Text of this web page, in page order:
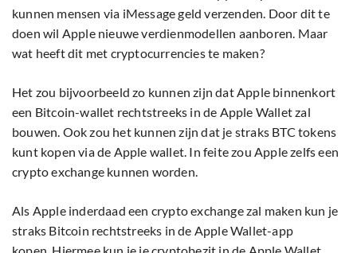
kunnen mensen via iMessage geld verzenden. Door dit te
doen wil Apple nieuwe verdienmodellen aanboren. Maar
wat heeft dit met cryptocurrencies te maken?
Het zou bijvoorbeeld zo kunnen zijn dat Apple binnenkort
een Bitcoin-wallet rechtstreeks in de Apple Wallet zal
bouwen. Ook zou het kunnen zijn dat je straks BTC tokens
kunt kopen via de Apple wallet. In feite zou Apple zelfs een
crypto exchange kunnen worden.
Als Apple inderdaad een crypto exchange zal maken kun je
straks Bitcoin rechtstreeks in de Apple Wallet-app